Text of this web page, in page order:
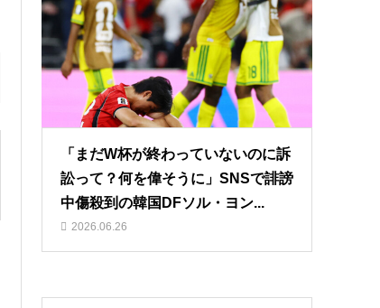
「まだW杯が終わっていないのに訴
訟って？何を偉そうに」SNSで誹謗
中傷殺到の韓国DFソル・ヨン...
2026.06.26